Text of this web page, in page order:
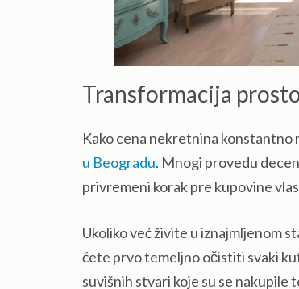
Transformacija
Kako cena nekretnina konstantno
u Beogradu. Mnogi provedu
privremeni korak pre kupovine
Ukoliko već živite u iznajmljenom
ćete prvo temeljno očistiti svaki
suvišnih stvari koje su se nakupile